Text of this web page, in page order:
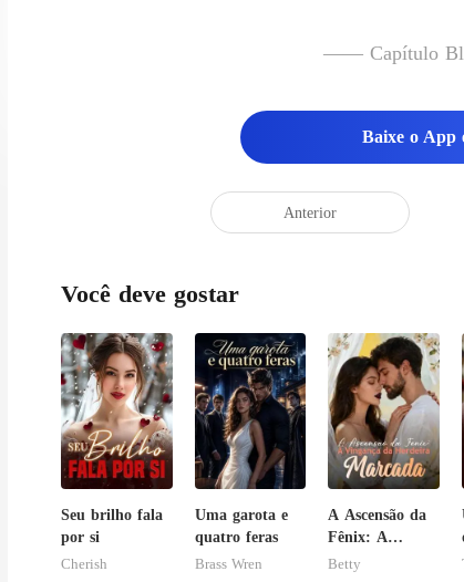
—— Capítulo
Baixe o App
Anterior
Você deve gostar
Seu brilho fala
por si
Cherish
Uma garota e
quatro feras
Brass Wren
A Ascensão da
Fênix: A
Vingança da
Betty